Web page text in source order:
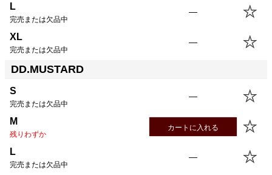
L
完売または欠品中
—
XL
完売または欠品中
—
DD.MUSTARD
S
完売または欠品中
—
M
残りわずか
カートに入れる
L
完売または欠品中
—